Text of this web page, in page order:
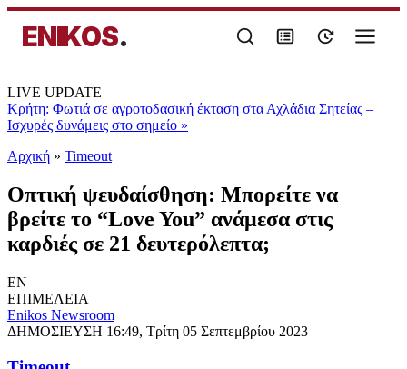
ENIKOS.
LIVE UPDATE
Κρήτη: Φωτιά σε αγροτοδασική έκταση στα Αχλάδια Σητείας –
Ισχυρές δυνάμεις στο σημείο »
Αρχική » Timeout
Οπτική ψευδαίσθηση: Μπορείτε να
βρείτε το “Love You” ανάμεσα στις
καρδιές σε 21 δευτερόλεπτα;
EN
ΕΠΙΜΕΛΕΙΑ
Enikos Newsroom
ΔΗΜΟΣΙΕΥΣΗ 16:49, Τρίτη 05 Σεπτεμβρίου 2023